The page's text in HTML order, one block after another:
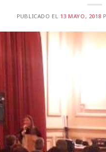
PUBLICADO EL 13 MAYO, 2018